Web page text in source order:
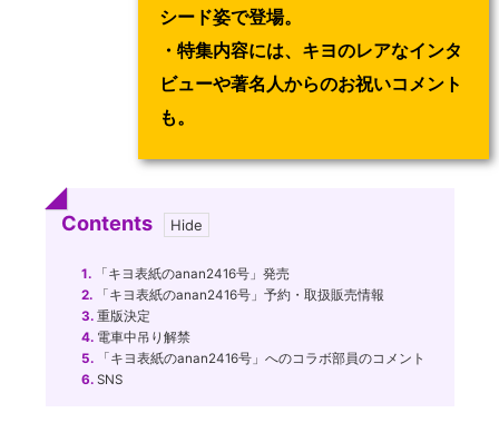
シード姿で登場。
・特集内容には、キヨのレアなインタ
ビューや著名人からのお祝いコメント
も。
Contents
1.「キヨ表紙のanan2416号」発売
2.「キヨ表紙のanan2416号」予約・取扱販売情報
3.重版決定
4.電車中吊り解禁
5.「キヨ表紙のanan2416号」へのコラボ部員のコメント
6.SNS